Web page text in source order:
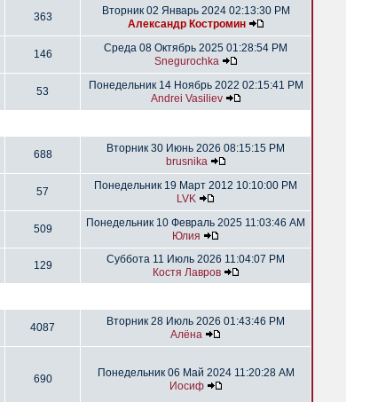
363
Вторник 02 Январь 2024 02:13:30 PM
Александр Костромин
146
Среда 08 Октябрь 2025 01:28:54 PM
Snegurochka
53
Понедельник 14 Ноябрь 2022 02:15:41 PM
Andrei Vasiliev
688
Вторник 30 Июнь 2026 08:15:15 PM
brusnika
57
Понедельник 19 Март 2012 10:10:00 PM
LVK
509
Понедельник 10 Февраль 2025 11:03:46 AM
Юлия
129
Суббота 11 Июль 2026 11:04:07 PM
Костя Лавров
4087
Вторник 28 Июль 2026 01:43:46 PM
Алёна
690
Понедельник 06 Май 2024 11:20:28 AM
Иосиф